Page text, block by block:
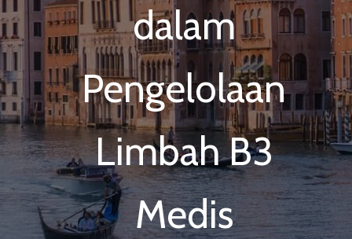
dalam
Pengelolaan
Limbah B3
Medis